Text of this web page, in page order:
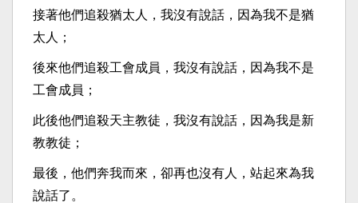
接著他們追殺猶太人，我沒有說話，因為我不是猶
太人；
後來他們追殺工會成員，我沒有說話，因為我不是
工會成員；
此後他們追殺天主教徒，我沒有說話，因為我是新
教教徒；
最後，他們奔我而來，卻再也沒有人，站起來為我
說話了。